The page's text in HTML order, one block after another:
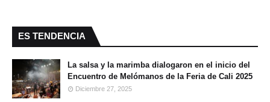
ES TENDENCIA
La salsa y la marimba dialogaron en el inicio del
Encuentro de Melómanos de la Feria de Cali 2025
Diciembre 27, 2025